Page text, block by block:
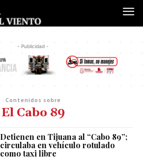
- Publicidad -
Contenidos sobre
El Cabo 89
Detienen en Tijuana al “Cabo 89”;
circulaba en vehículo rotulado
como taxi libre